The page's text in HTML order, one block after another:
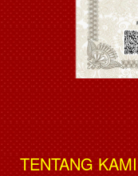
TENTANG KAMI